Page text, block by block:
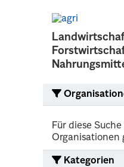
Für diese
Organisationen
Kategorien